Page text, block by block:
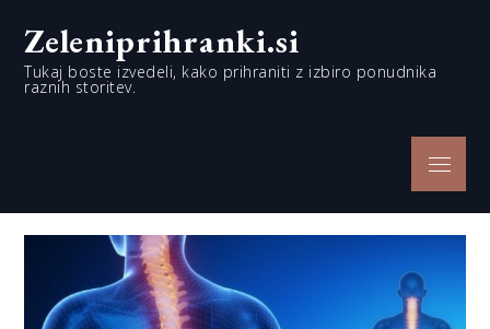
content
Zeleniprihranki.si
Tukaj boste izvedeli, kako prihraniti z izbiro ponudnika
raznih storitev.
Menu